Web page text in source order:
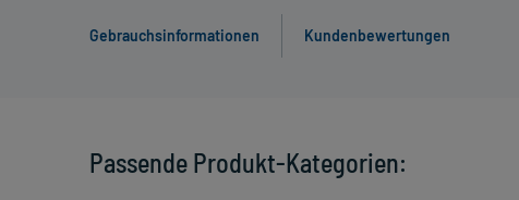
Gebrauchsinformationen Kundenbewertungen
Passende Produkt-Kategorien: